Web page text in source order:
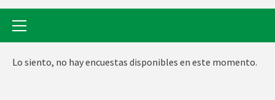
Lo siento, no hay encuestas disponibles en este momento.